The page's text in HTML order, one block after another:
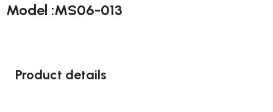
Model :MS06-013
Product details